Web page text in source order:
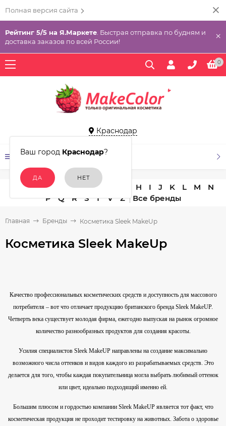
Полная версия сайта
Рейтинг 5/5 на Я.Маркете . Быстрая отправка по будням и
доставка заказов по всей России!
×
0
Краснодар
Ваш город Краснодар?
КАТАЛОГ ТОВАРОВ
A C D E H I J K L M
N
P
Q R S T V Z
Главная Бренды Косметика Sleek MakeUp
Косметика Sleek MakeUp
Качество профессиональных косметических средств и доступность для массового
потребителя – вот что отличает продукцию британского бренда Sleek MakeUP.
Четверть века существует молодая фирма, ежегодно выпуская на рынок огромное
количество разнообразных продуктов для создания красоты.
Усилия специалистов Sleek MakeUP направлены на создание максимально
возможного числа оттенков и видов каждого из разрабатываемых средств. Это
делается для того, чтобы каждая покупательница могла выбрать любимый оттенок
или цвет, идеально подходящий именно ей.
Большим плюсом и гордостью компании Sleek MakeUP является тот факт, что
косметическая продукция не проходит тестировку на животных. Забота о здоровье